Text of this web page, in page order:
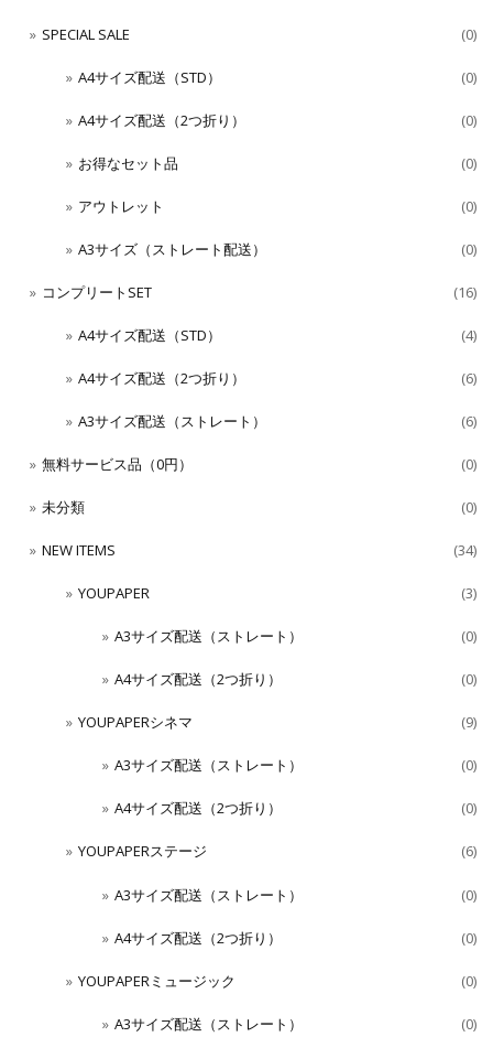
SPECIAL SALE (0)
A4サイズ配送（STD） (0)
A4サイズ配送（2つ折り） (0)
お得なセット品 (0)
アウトレット (0)
A3サイズ（ストレート配送） (0)
コンプリートSET (16)
A4サイズ配送（STD） (4)
A4サイズ配送（2つ折り） (6)
A3サイズ配送（ストレート） (6)
無料サービス品（0円） (0)
未分類 (0)
NEW ITEMS (34)
YOUPAPER (3)
A3サイズ配送（ストレート） (0)
A4サイズ配送（2つ折り） (0)
YOUPAPERシネマ (9)
A3サイズ配送（ストレート） (0)
A4サイズ配送（2つ折り） (0)
YOUPAPERステージ (6)
A3サイズ配送（ストレート） (0)
A4サイズ配送（2つ折り） (0)
YOUPAPERミュージック (0)
A3サイズ配送（ストレート） (0)